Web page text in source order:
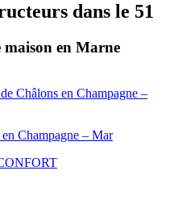
dans le 51
en Marne
Champagne – Mar